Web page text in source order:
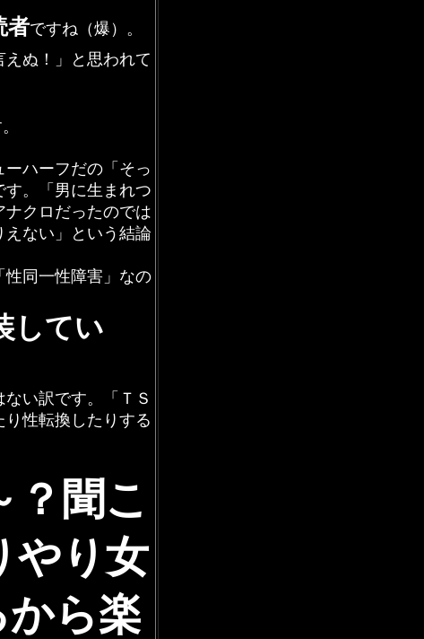
者ですね（爆）。
ぬ！」と思われて
ハーフだの「そっ
す。「男に生まれつ
クロだったのでは
ない」という結論
同一性障害」なの
してい
い訳です。「ＴＳ
性転換したりする
？聞こ
やり女
ら楽